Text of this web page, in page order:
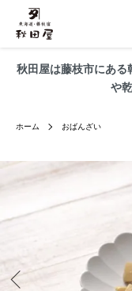
秋田屋は藤枝市にあ
や
ホーム おばんざい